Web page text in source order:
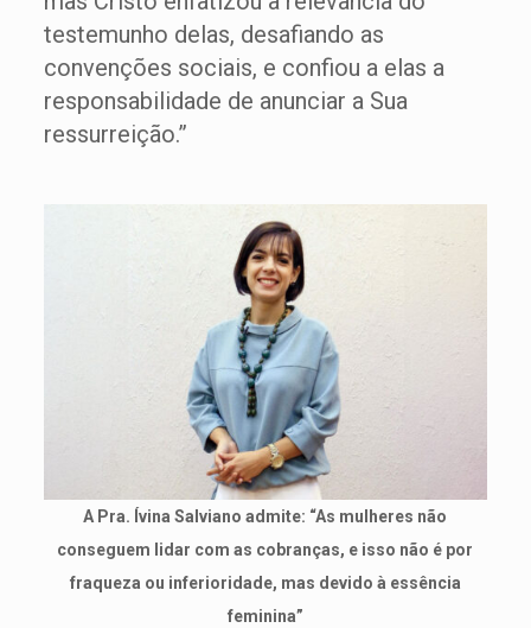
testemunho delas, desafiando as
convenções sociais, e confiou a elas a
responsabilidade de anunciar a Sua
ressurreição.”
A Pra. Ívina Salviano admite: “As mulheres não
conseguem lidar com as cobranças, e isso não é por
fraqueza ou inferioridade, mas devido à essência
feminina”